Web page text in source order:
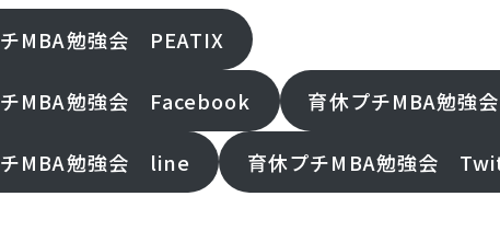
MBA勉強会 PEATIX
MBA勉強会 Facebook 育休プチMBA勉
チMBA勉強会 line 育休プチMBA勉強会